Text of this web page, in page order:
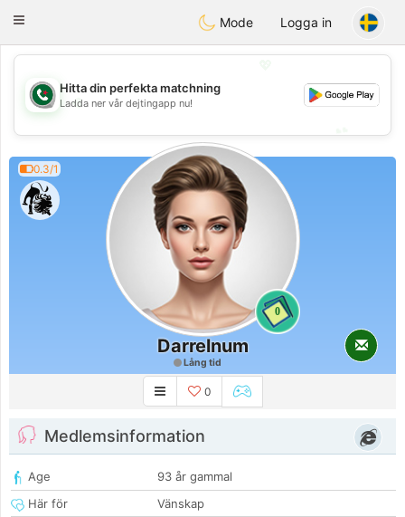
Weshrak
Toggle
Mode Logga in
💖
💕
Hitta din perfekta matchning
Ladda ner vår dejtingapp nu!
0.3/1
0
Darrelnum
Lång tid
0
Medlemsinformation
Age
93 år gammal
Här för
Vänskap